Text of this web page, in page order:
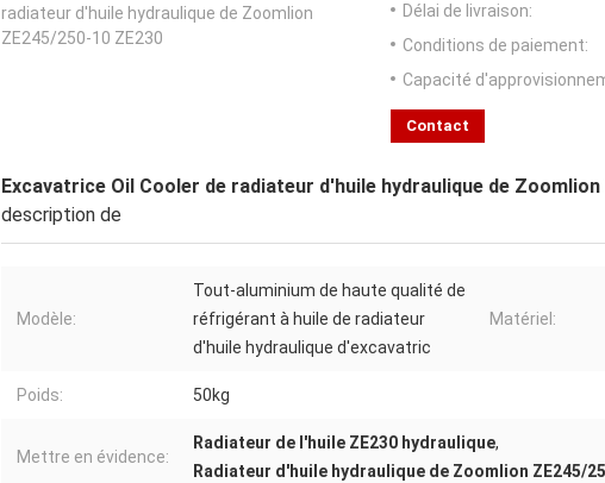
radiateur d'huile hydraulique de Zoomlion
ZE245/250-10 ZE230
Délai de livraison:
Conditions de paiement:
Capacité
Contact
Excavatrice Oil Cooler de radiateur d'huile hydraulique de Zoomlion
description de
Modèle:
Tout-aluminium de haute qualité de
réfrigérant à huile de radiateur
d'huile hydraulique d'excavatric
Matériel:
Poids: 50kg
Mettre en évidence:
Radiateur de l'huile ZE230 hydraulique,
Radiateur d'huile hydraulique de Zoomlion ZE245/